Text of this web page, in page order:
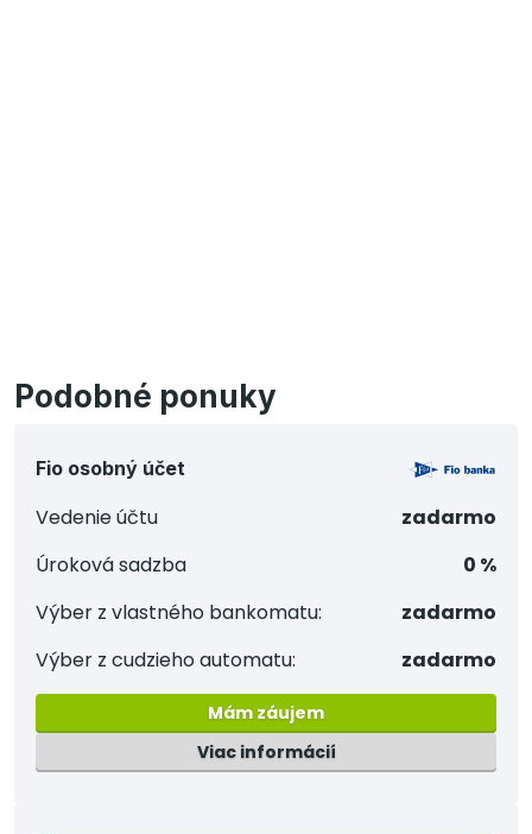
Podobné ponuky
Fio osobný účet
Vedenie účtu
zadarmo
Úroková sadzba
0 %
Výber z vlastného bankomatu:
zadarmo
Výber z cudzieho automatu:
zadarmo
Mám záujem
Viac informácií